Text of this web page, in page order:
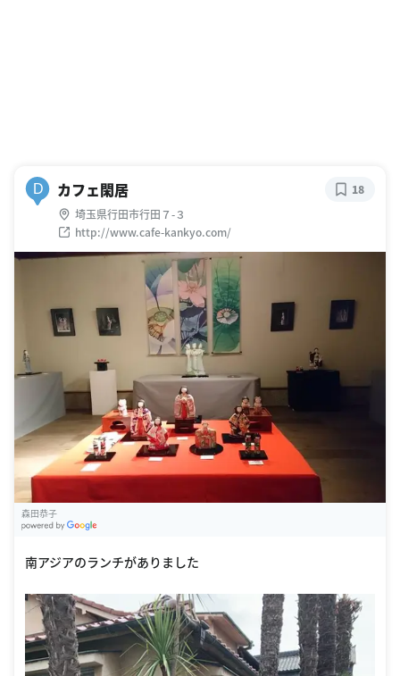
D カフェ閑居
埼玉県行田市行田７-３
http://www.cafe-kankyo.com/
18
森田恭子
南アジアのランチがありました